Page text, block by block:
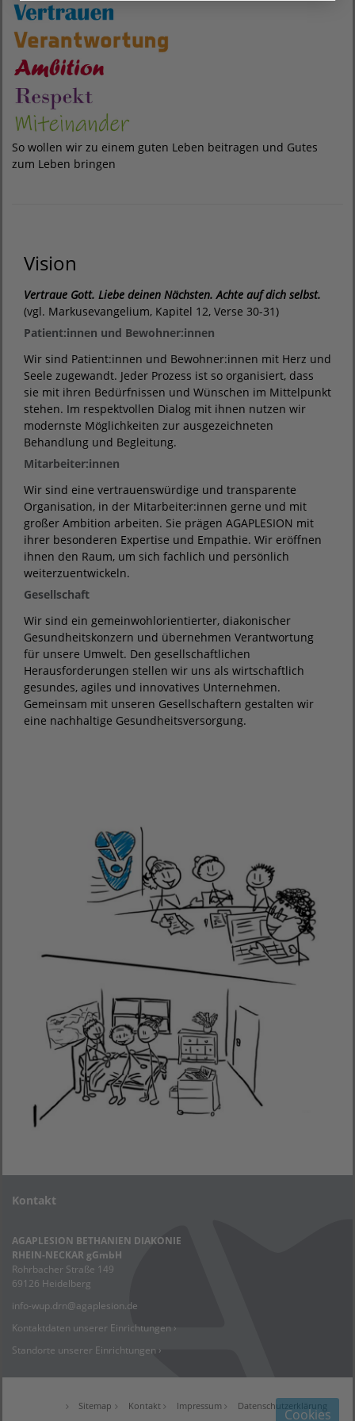
So wollen wir zu einem guten Leben beitragen und Gutes
zum Leben bringen
Vision
Vertraue Gott. Liebe deinen Nächsten. Achte auf dich selbst.
(vgl. Markusevangelium, Kapitel 12, Verse 30-31)
Patient:innen und Bewohner:innen
Wir sind Patient:innen und Bewohner:innen mit Herz und
Seele zugewandt. Jeder Prozess ist so organisiert, dass
sie mit ihren Bedürfnissen und Wünschen im Mittelpunkt
stehen. Im respektvollen Dialog mit ihnen nutzen wir
modernste Möglichkeiten zur ausgezeichneten
Behandlung und Begleitung.
Mitarbeiter:innen
Wir sind eine vertrauenswürdige und transparente
Organisation, in der Mitarbeiter:innen gerne und mit
großer Ambition arbeiten. Sie prägen AGAPLESION mit
ihrer besonderen Expertise und Empathie. Wir eröffnen
ihnen den Raum, um sich fachlich und persönlich
weiterzuentwickeln.
Gesellschaft
Wir sind ein gemeinwohlorientierter, diakonischer
Gesundheitskonzern und übernehmen Verantwortung
für unsere Umwelt. Den gesellschaftlichen
Herausforderungen stellen wir uns als wirtschaftlich
gesundes, agiles und innovatives Unternehmen.
Gemeinsam mit unseren Gesellschaftern gestalten wir
eine nachhaltige Gesundheitsversorgung.
Kontakt
AGAPLESION BETHANIEN DIAKONIE
RHEIN-NECKAR gGmbH
Rohrbacher Straße 149
69126 Heidelberg
info-wup.drn@agaplesion.de
Kontaktdaten unserer Einrichtungen ›
Standorte unserer Einrichtungen ›
Sitemap Kontakt Impressum Datenschutzerklärung
Cookies